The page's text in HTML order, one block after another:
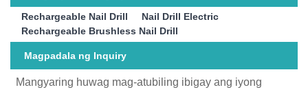
Rechargeable Nail Drill
Nail Drill Electric
Rechargeable Brushless Nail Drill
Magpadala ng Inquiry
Mangyaring huwag mag-atubiling ibigay ang iyong